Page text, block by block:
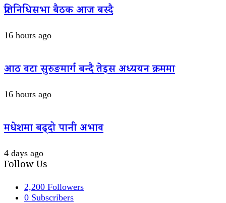
प्रतिनिधिसभा बैठक आज बस्दै
16 hours ago
आठ वटा सुरुङमार्ग बन्दै तेइस अध्ययन क्रममा
16 hours ago
मधेशमा बढ्दो पानी अभाव
4 days ago
Follow Us
2,200 Followers
0 Subscribers